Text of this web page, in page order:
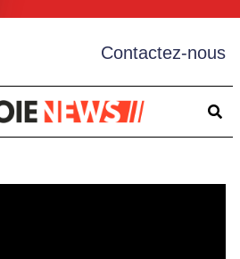
Contactez-nous